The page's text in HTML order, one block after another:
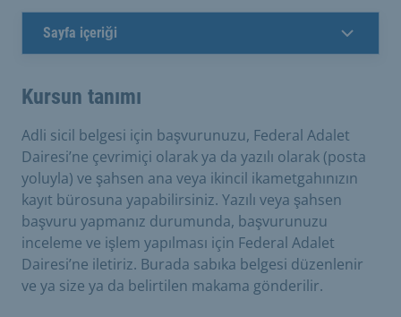
Sayfa içeriği
Kursun tanımı
Adli sicil belgesi için başvurunuzu, Federal Adalet
Dairesi’ne çevrimiçi olarak ya da yazılı olarak (posta
yoluyla) ve şahsen ana veya ikincil ikametgahınızın
kayıt bürosuna yapabilirsiniz. Yazılı veya şahsen
başvuru yapmanız durumunda, başvurunuzu
inceleme ve işlem yapılması için Federal Adalet
Dairesi’ne iletiriz. Burada sabıka belgesi düzenlenir
ve ya size ya da belirtilen makama gönderilir.